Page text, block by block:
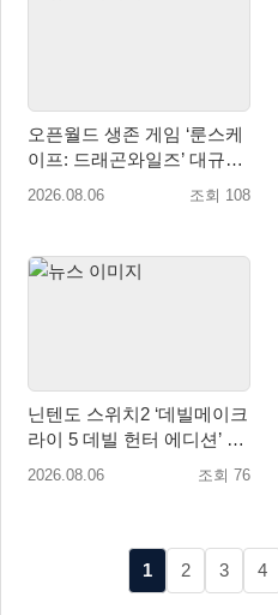
오픈월드 생존 게임 ‘룬스케
이프: 드래곤와일즈’ 대규모
유저 편의성 개선 및 사이드
2026.08.06 조회 108
닌텐도 스위치2 ‘데빌메이크
라이 5 데빌 헌터 에디션’ 패
키지 제품 8월 7일 예약판매
2026.08.06 조회 76
1 2 3 4